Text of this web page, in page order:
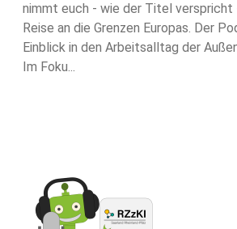
nimmt euch - wie der Titel verspricht
Reise an die Grenzen Europas. Der
Einblick in den Arbeitsalltag der
Im Foku...